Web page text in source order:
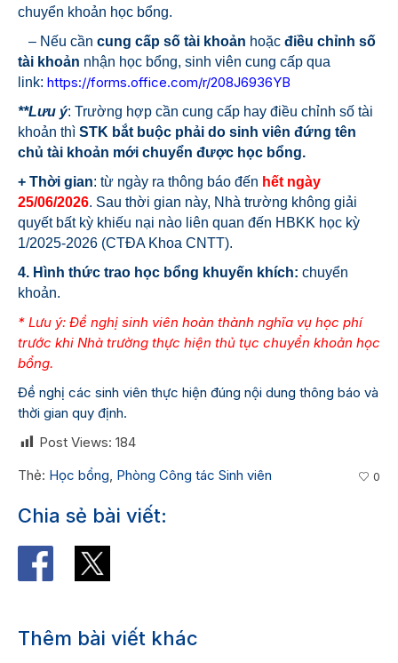
chuyển khoản học bổng.
– Nếu cần cung cấp số tài khoản hoặc điều chỉnh số
tài khoản nhận học bổng, sinh viên cung cấp qua
link: https://forms.office.com/r/208J6936YB
**Lưu ý: Trường hợp cần cung cấp hay điều chỉnh số tài
khoản thì STK bắt buộc phải do sinh viên đứng tên
chủ tài khoản mới chuyển được học bổng.
+ Thời gian: từ ngày ra thông báo đến hết ngày
25/06/2026. Sau thời gian này, Nhà trường không giải
quyết bất kỳ khiếu nại nào liên quan đến HBKK học kỳ
1/2025-2026 (CTĐA Khoa CNTT).
4. Hình thức trao học bổng khuyến khích: chuyển
khoản.
* Lưu ý: Đề nghị sinh viên hoàn thành nghĩa vụ học phí
trước khi Nhà trường thực hiện thủ tục chuyển khoản học
bổng.
Đề nghị các sinh viên thực hiện đúng nội dung thông báo và
thời gian quy định.
Post Views: 184
Thẻ: Học bổng, Phòng Công tác Sinh viên 0
Chia sẻ bài viết:
Thêm bài viết khác